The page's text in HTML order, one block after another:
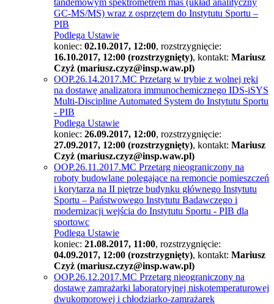
GC-MS/MS) wraz z osprzętem do Instytutu Sportu –
PIB
Podlega Ustawie
koniec: 02.10.2017, 12:00, rozstrzygnięcie:
16.10.2017, 12:00 (rozstrzygnięty), kontakt: Mariusz
Czyż (mariusz.czyz@insp.waw.pl)
OOP.26.14.2017.MC Przetarg w trybie z wolnej ręki
na dostawę analizatora immunochemicznego IDS-iSYS
Multi-Discipline Automated System do Instytutu Sportu
- PIB
Podlega Ustawie
koniec: 26.09.2017, 12:00, rozstrzygnięcie:
27.09.2017, 12:00 (rozstrzygnięty), kontakt: Mariusz
Czyż (mariusz.czyz@insp.waw.pl)
OOP.26.11.2017.MC Przetarg nieograniczony na
roboty budowlane polegające na remoncie pomieszczeń
i korytarza na II piętrze budynku głównego Instytutu
Sportu – Państwowego Instytutu Badawczego i
modernizacji wejścia do Instytutu Sportu - PIB dla
sportowc
Podlega Ustawie
koniec: 21.08.2017, 11:00, rozstrzygnięcie:
04.09.2017, 12:00 (rozstrzygnięty), kontakt: Mariusz
Czyż (mariusz.czyz@insp.waw.pl)
OOP.26.12.2017.MC Przetarg nieograniczony na
dostawę zamrażarki laboratoryjnej niskotemperaturowej
dwukomorowej i chłodziarko-zamrażarek